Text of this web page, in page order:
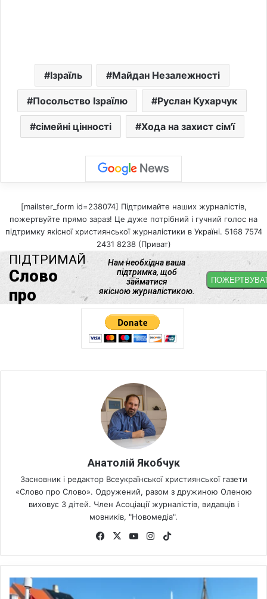
Ізраїль Майдан Незалежності
Посольство Ізраїлю Руслан Кухарчук
сімейні цінності Хода на захист сім'ї
[mailster_form id=238074] Підтримайте наших журналістів,
пожертвуйте прямо зараз! Це дуже потрібний і гучний голос на
підтримку якісної християнської журналістики в Україні. 5168 7574
2431 8238 (Приват)
Анатолій Якобчук
Засновник і редактор Всеукраїнської християнської газети
«Слово про Слово». Одружений, разом з дружиною Оленою
виховує 3 дітей. Член Асоціації журналістів, видавців і
мовників, "Новомедіа".
Fa
bo
ok
X
Yo
ub
e
Ins
ra
m
k
Д
а